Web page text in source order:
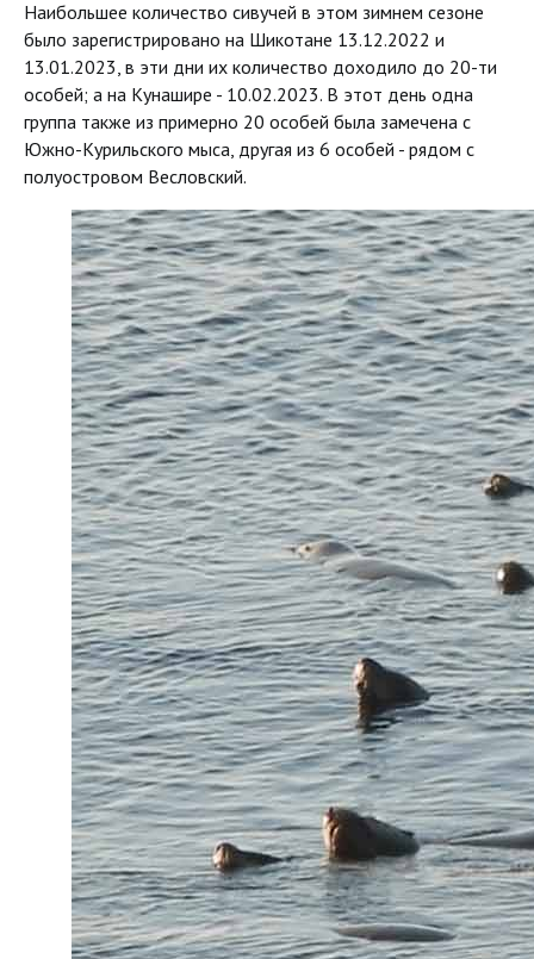
Наибольшее количество сивучей в этом зимнем сезоне
было зарегистрировано на Шикотане 13.12.2022 и
13.01.2023, в эти дни их количество доходило до 20-ти
особей; а на Кунашире - 10.02.2023. В этот день одна
группа также из примерно 20 особей была замечена с
Южно-Курильского мыса, другая из 6 особей - рядом с
полуостровом Весловский.